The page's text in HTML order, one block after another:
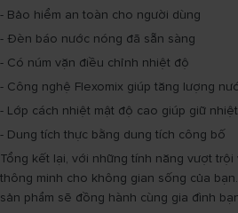
- Bảo hiểm an toàn cho người dùng
- Đèn báo nước nóng đã sẵn sàng
- Có núm vặn điều chỉnh nhiệt độ
- Công nghệ Flexomix giúp tăng lượng
- Lớp cách nhiệt mật độ cao giúp giữ
- Dung tích thực bằng dung tích công bố
Tổng kết lại, với những tính năng vượt
thông minh cho không gian sống của
sản phẩm sẽ đồng hành cùng gia đình